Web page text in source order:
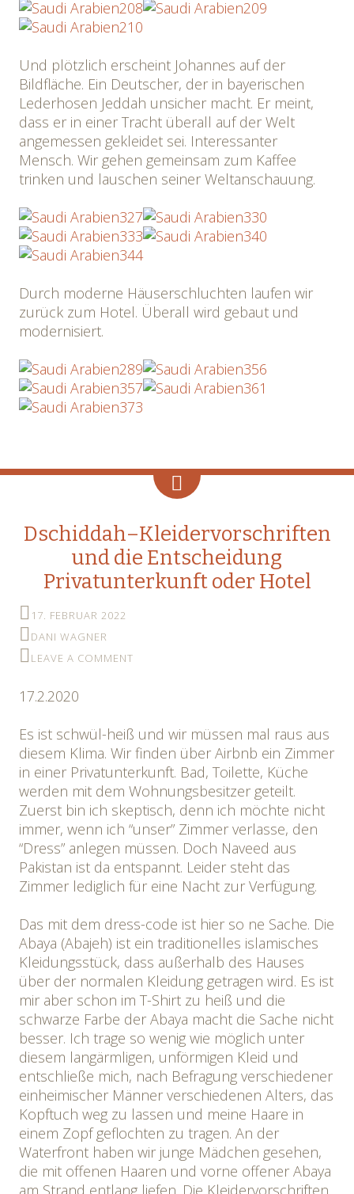
Und plötzlich erscheint Johannes auf der
Bildfläche. Ein Deutscher, der in bayerischen
Lederhosen Jeddah unsicher macht. Er meint,
dass er in einer Tracht überall auf der Welt
angemessen gekleidet sei. Interessanter
Mensch. Wir gehen gemeinsam zum Kaffee
trinken und lauschen seiner Weltanschauung.
Durch moderne Häuserschluchten laufen wir
zurück zum Hotel. Überall wird gebaut und
modernisiert.
Dschiddah–Kleidervorschriften
und die Entscheidung
Privatunterkunft oder Hotel
17. FEBRUAR 2022
DANI WAGNER
LEAVE A COMMENT
17.2.2020
Es ist schwül-heiß und wir müssen mal raus aus
diesem Klima. Wir finden über Airbnb ein Zimmer
in einer Privatunterkunft. Bad, Toilette, Küche
werden mit dem Wohnungsbesitzer geteilt.
Zuerst bin ich skeptisch, denn ich möchte nicht
immer, wenn ich “unser” Zimmer verlasse, den
“Dress” anlegen müssen. Doch Naveed aus
Pakistan ist da entspannt. Leider steht das
Zimmer lediglich für eine Nacht zur Verfügung.
Das mit dem dress-code ist hier so ne Sache. Die
Abaya (Abajeh) ist ein traditionelles islamisches
Kleidungsstück, dass außerhalb des Hauses
über der normalen Kleidung getragen wird. Es ist
mir aber schon im T-Shirt zu heiß und die
schwarze Farbe der Abaya macht die Sache nicht
besser. Ich trage so wenig wie möglich unter
diesem langärmligen, unförmigen Kleid und
entschließe mich, nach Befragung verschiedener
einheimischer Männer verschiedenen Alters, das
Kopftuch weg zu lassen und meine Haare in
einem Zopf geflochten zu tragen. An der
Waterfront haben wir junge Mädchen gesehen,
die mit offenen Haaren und vorne offener Abaya
am Strand entlang liefen. Die Kleidervorschriften